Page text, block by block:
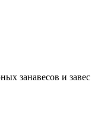
занавесов и завес